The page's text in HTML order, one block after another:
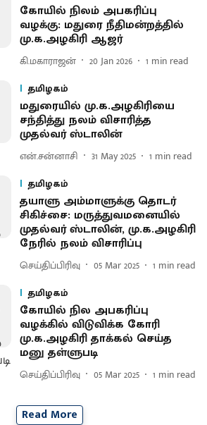
கோயில் நிலம் அபகரிப்பு
வழக்கு: மதுரை நீதிமன்றத்தில்
மு.க.அழகிரி ஆஜர்
கி.மகாராஜன் 20 Jan 2026 1 min read
தமிழகம்
மதுரையில் மு.க.அழகிரியை
சந்தித்து நலம் விசாரித்த
முதல்வர் ஸ்டாலின்
என்.சன்னாசி 31 May 2025 1 min read
தமிழகம்
தயாளு அம்​மாளுக்கு தொடர்
சிகிச்சை: மருத்துவமனையில்
முதல்​வர் ஸ்​டா​லின், மு.க.அழகிரி
நேரில் நலம் விசா​ரிப்பு
செய்திப்பிரிவு 05 Mar 2025 1 min read
தமிழகம்
கோயில் நில அபகரிப்பு
வழக்கில் விடுவிக்க கோரி
மு.க.அழகிரி தாக்கல் செய்த
மனு தள்ளுபடி
செய்திப்பிரிவு 05 Mar 2025 1 min read
Read More